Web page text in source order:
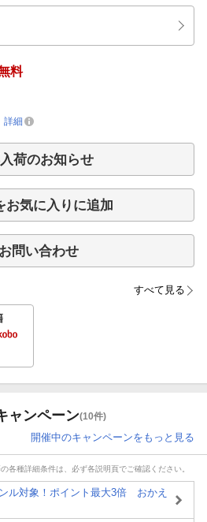
料
詳細
荷のお知らせ
お気に入りに追加
お問い合わせ
すべて見る
ャンペーン(10件)
開催中のキャンペーンをもっと見る
各種詳細条件は、必ず各説明頁でご確認ください。
ル対象！ポイント最大3倍 おかえ